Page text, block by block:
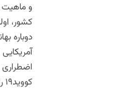
و ماهیت
کشور،
دوباره
کووید۱۹ را در طول همه‌گیری کرونا اهدا کرد.